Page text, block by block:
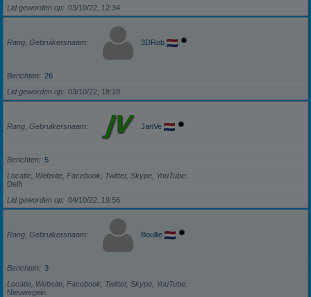
Lid geworden op
03/10/22, 12:34
Rang, Gebruikersnaam 3DRob
Berichten
26
Lid geworden op
03/10/22, 18:18
Rang, Gebruikersnaam JanVe
Berichten
5
Locatie, Website, Facebook, Twitter, Skype, YouTube
Delft
Lid geworden op
04/10/22, 19:56
Rang, Gebruikersnaam Boullie
Berichten
3
Locatie, Website, Facebook, Twitter, Skype, YouTube
Nieuwegein